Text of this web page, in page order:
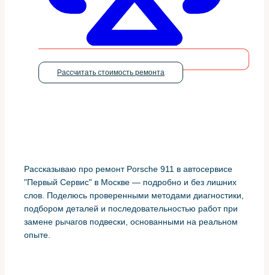
Рассчитать стоимость ремонта
Рассказываю про ремонт Porsche 911 в автосервисе
"Первый Сервис" в Москве — подробно и без лишних
слов. Поделюсь проверенными методами диагностики,
подбором деталей и последовательностью работ при
замене рычагов подвески, основанными на реальном
опыте.